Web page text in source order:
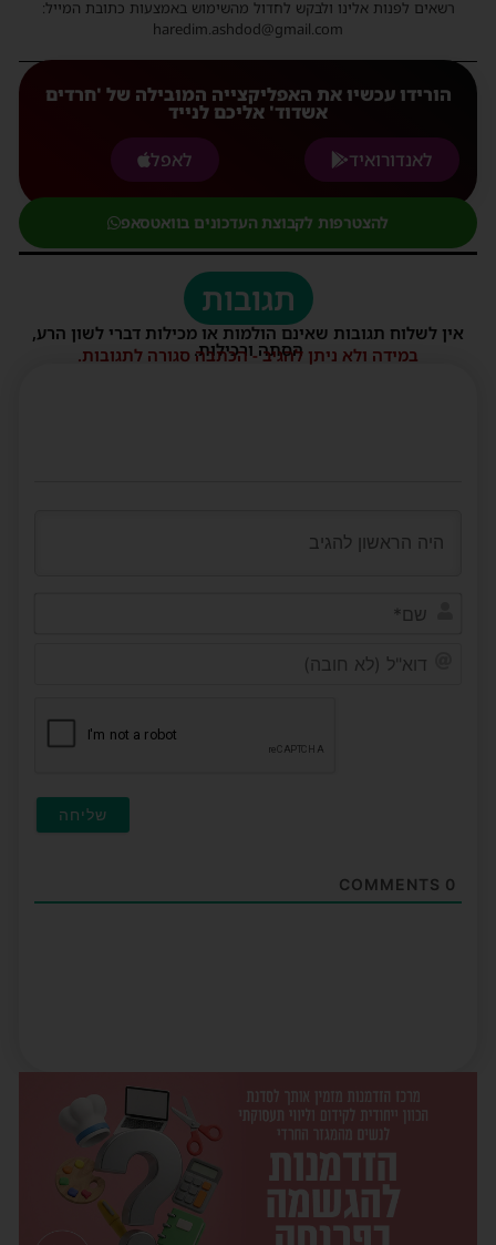
רשאים לפנות אלינו ולבקש לחדול מהשימוש באמצעות כתובת המייל:
haredim.ashdod@gmail.com
הורידו עכשיו את האפליקצייה המובילה של 'חרדים
אשדוד' אליכם לנייד
לאנדורואיד
לאפל
להצטרפות לקבוצת העדכונים בוואטסאפ
תגובות
אין לשלוח תגובות שאינם הולמות או מכילות דברי לשון הרע,
הסתה ורכילות.
במידה ולא ניתן להגיב - הכתבה סגורה לתגובות.